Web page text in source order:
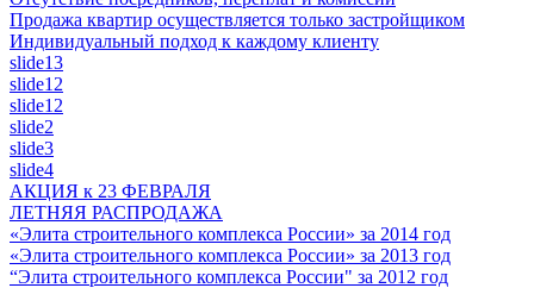
Продажа квартир осуществляется только застройщиком
Индивидуальный подход к каждому клиенту
slide13
slide12
slide12
slide2
slide3
slide4
АКЦИЯ к 23 ФЕВРАЛЯ
ЛЕТНЯЯ РАСПРОДАЖА
«Элита строительного комплекса России» за 2014 год
«Элита строительного комплекса России» за 2013 год
“Элита строительного комплекса России" за 2012 год